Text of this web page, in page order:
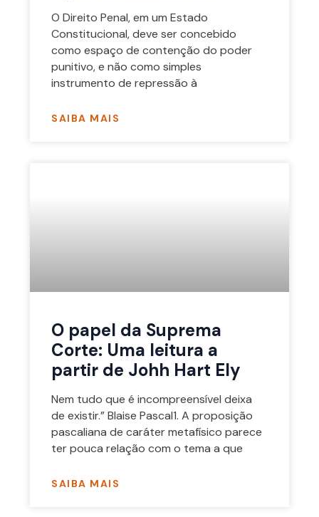
O Direito Penal, em um Estado
Constitucional, deve ser concebido
como espaço de contenção do poder
punitivo, e não como simples
instrumento de repressão à
SAIBA MAIS
O papel da Suprema
Corte: Uma leitura a
partir de Johh Hart Ely
Nem tudo que é incompreensível deixa
de existir.” Blaise Pascal1. A proposição
pascaliana de caráter metafísico parece
ter pouca relação com o tema a que
SAIBA MAIS